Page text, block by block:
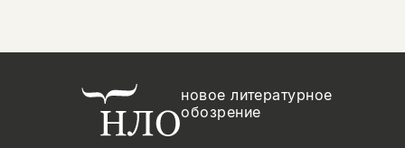
новое литературное
обозрение